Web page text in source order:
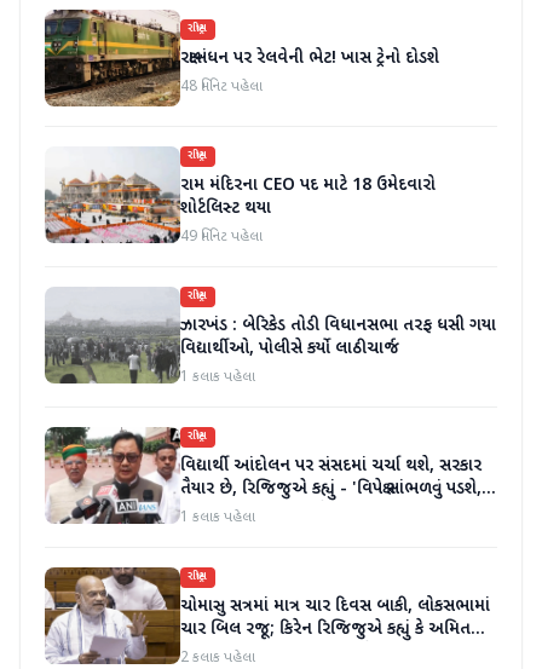
રાષ્ટ્રીય
રક્ષાબંધન પર રેલવેની ભેટ! ખાસ ટ્રેનો દોડશે
48 મિનિટ પહેલા
રાષ્ટ્રીય
રામ મંદિરના CEO પદ માટે 18 ઉમેદવારો
શોર્ટલિસ્ટ થયા
49 મિનિટ પહેલા
રાષ્ટ્રીય
ઝારખંડ : બેરિકેડ તોડી વિધાનસભા તરફ ધસી ગયા
વિદ્યાર્થીઓ, પોલીસે કર્યો લાઠીચાર્જ
1 કલાક પહેલા
રાષ્ટ્રીય
વિદ્યાર્થી આંદોલન પર સંસદમાં ચર્ચા થશે, સરકાર
તૈયાર છે, રિજિજુએ કહ્યું - 'વિપક્ષે સાંભળવું પડશે,
ગૃહમંત્રી જવાબ આપશે'
1 કલાક પહેલા
રાષ્ટ્રીય
ચોમાસુ સત્રમાં માત્ર ચાર દિવસ બાકી, લોકસભામાં
ચાર બિલ રજૂ; કિરેન રિજિજુએ કહ્યું કે અમિત
શાહ ચર્ચા પછી જવાબ આપશે
2 કલાક પહેલા